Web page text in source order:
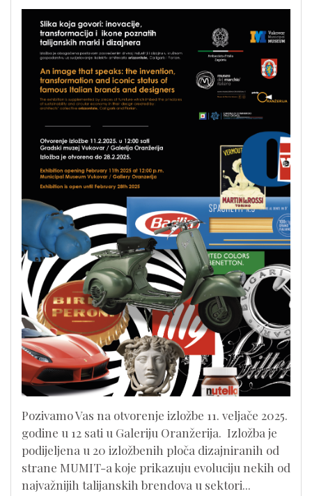
Pozivamo Vas na otvorenje izložbe 11. veljače 2025.
godine u 12 sati u Galeriju Oranžerija. Izložba je
podijeljena u 20 izložbenih ploča dizajniranih od
strane MUMIT-a koje prikazuju evoluciju nekih od
najvažnijih talijanskih brendova u sektori...